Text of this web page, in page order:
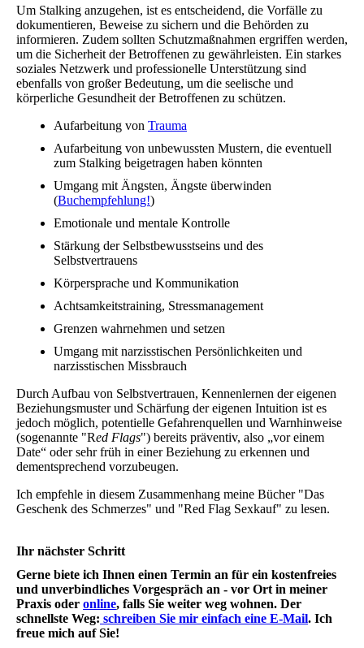
Um Stalking anzugehen, ist es entscheidend, die Vorfälle zu
dokumentieren, Beweise zu sichern und die Behörden zu
informieren. Zudem sollten Schutzmaßnahmen ergriffen werden,
um die Sicherheit der Betroffenen zu gewährleisten. Ein starkes
soziales Netzwerk und professionelle Unterstützung sind
ebenfalls von großer Bedeutung, um die seelische und
körperliche Gesundheit der Betroffenen zu schützen.
Aufarbeitung von Trauma
Aufarbeitung von unbewussten Mustern, die eventuell
zum Stalking beigetragen haben könnten
Umgang mit Ängsten, Ängste überwinden
(Buchempfehlung!)
Emotionale und mentale Kontrolle
Stärkung der Selbstbewusstseins und des
Selbstvertrauens
Körpersprache und Kommunikation
Achtsamkeitstraining, Stressmanagement
Grenzen wahrnehmen und setzen
Umgang mit narzisstischen Persönlichkeiten und
narzisstischen Missbrauch
Durch Aufbau von Selbstvertrauen, Kennenlernen der eigenen
Beziehungsmuster und Schärfung der eigenen Intuition ist es
jedoch möglich, potentielle Gefahrenquellen und Warnhinweise
(sogenannte "Red Flags") bereits präventiv, also „vor einem
Date“ oder sehr früh in einer Beziehung zu erkennen und
dementsprechend vorzubeugen.
Ich empfehle in diesem Zusammenhang meine Bücher "Das
Geschenk des Schmerzes" und "Red Flag Sexkauf" zu lesen.
Ihr nächster Schritt
Gerne biete ich Ihnen einen Termin an für ein kostenfreies
und unverbindliches Vorgespräch an - vor Ort in meiner
Praxis oder online, falls Sie weiter weg wohnen. Der
schnellste Weg: schreiben Sie mir einfach eine E-Mail. Ich
freue mich auf Sie!